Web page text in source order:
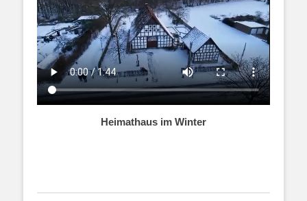
Heimathaus im Winter